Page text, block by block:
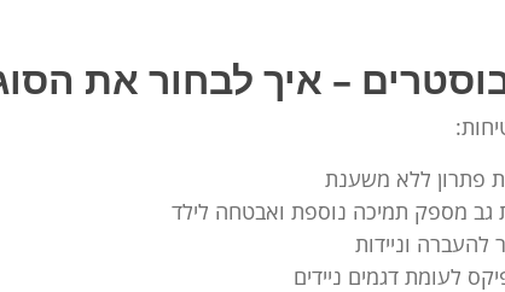
– איך לבחור את
פתרון ללא משענת
מספק תמיכה נוספת ואבטחה לילד
וניידות
לעומת דגמים ניידים